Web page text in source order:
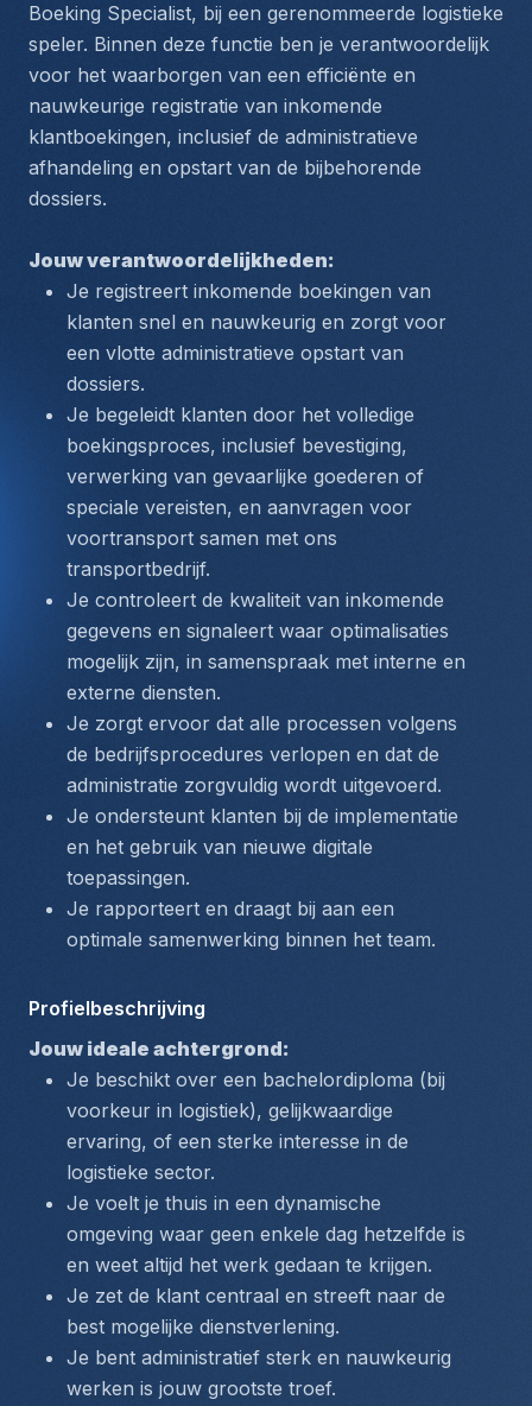
Boeking Specialist, bij een gerenommeerde logistieke
speler. Binnen deze functie ben je verantwoordelijk
voor het waarborgen van een efficiënte en
nauwkeurige registratie van inkomende
klantboekingen, inclusief de administratieve
afhandeling en opstart van de bijbehorende
dossiers.
Jouw verantwoordelijkheden:
Je registreert inkomende boekingen van
klanten snel en nauwkeurig en zorgt voor
een vlotte administratieve opstart van
dossiers.
Je begeleidt klanten door het volledige
boekingsproces, inclusief bevestiging,
verwerking van gevaarlijke goederen of
speciale vereisten, en aanvragen voor
voortransport samen met ons
transportbedrijf.
Je controleert de kwaliteit van inkomende
gegevens en signaleert waar optimalisaties
mogelijk zijn, in samenspraak met interne en
externe diensten.
Je zorgt ervoor dat alle processen volgens
de bedrijfsprocedures verlopen en dat de
administratie zorgvuldig wordt uitgevoerd.
Je ondersteunt klanten bij de implementatie
en het gebruik van nieuwe digitale
toepassingen.
Je rapporteert en draagt bij aan een
optimale samenwerking binnen het team.
Profielbeschrijving
Jouw ideale achtergrond:
Je beschikt over een bachelordiploma (bij
voorkeur in logistiek), gelijkwaardige
ervaring, of een sterke interesse in de
logistieke sector.
Je voelt je thuis in een dynamische
omgeving waar geen enkele dag hetzelfde is
en weet altijd het werk gedaan te krijgen.
Je zet de klant centraal en streeft naar de
best mogelijke dienstverlening.
Je bent administratief sterk en nauwkeurig
werken is jouw grootste troef.